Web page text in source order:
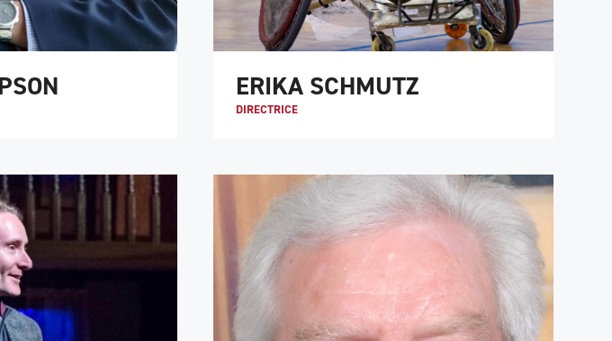
ERIKA SCHMUTZ
DIRECTRICE